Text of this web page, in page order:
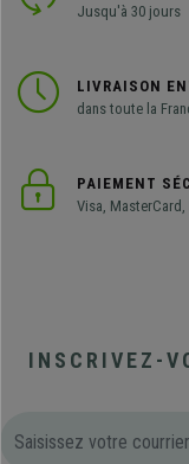
Jusqu'à 30 jours
LIVRAISON
dans toute la
PAIEMENT
Visa, MasterCard,
INSCRIVEZ-